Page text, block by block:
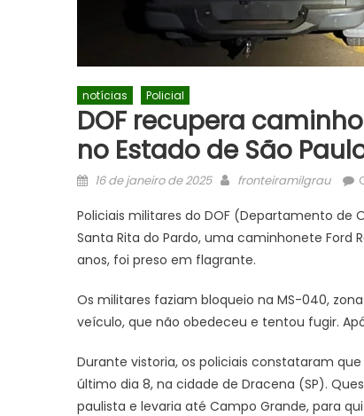
notícias Policial
DOF recupera
no Estado de São
Posted
16 de janeiro de 2025 Author
fronteiramilgrau
Policiais militares do DOF (Departamento
Santa Rita do Pardo, uma caminhonete Ford
anos, foi preso em flagrante.
Os militares faziam bloqueio na MS-040,
veículo, que não obedeceu e tentou fugir.
Durante vistoria, os policiais constataram
último dia 8, na cidade de Dracena (SP).
paulista e levaria até Campo Grande, para